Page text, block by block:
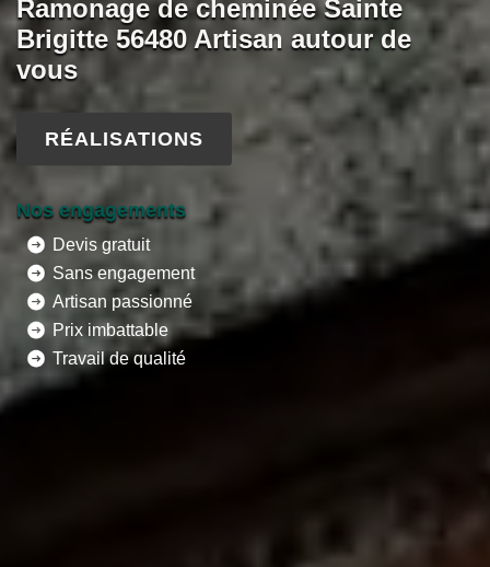
Ramonage de cheminée Sainte
Brigitte 56480 Artisan autour de
vous
RÉALISATIONS
Nos engagements
Devis gratuit
Sans engagement
Artisan passionné
Prix imbattable
Travail de qualité